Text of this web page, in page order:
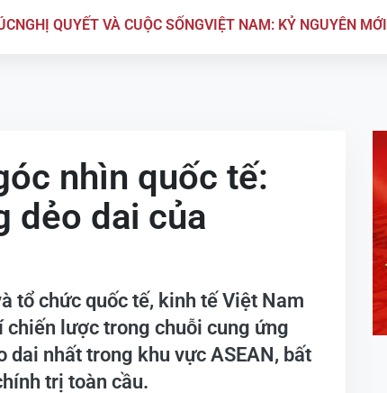
NGHỊ QUYẾT VÀ CUỘC SỐNGVIỆT NAM: KỶ NGUYÊN MỚI
nhìn quốc tế:
dẻo dai của
tổ chức quốc tế, kinh tế Việt Nam
lược trong chuỗi cung ứng
nhất trong khu vực ASEAN, bất
trị toàn cầu.